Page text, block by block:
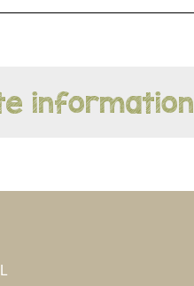
information